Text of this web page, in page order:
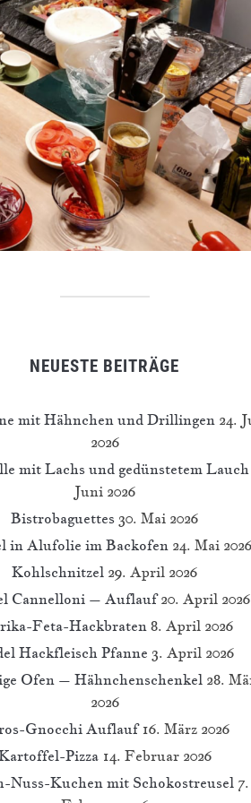
NEUESTE BEITRÄGE
mit Hähnchen und Drillingen 24.
2026
mit Lachs und gedünstetem Lauch
Juni 2026
Bistrobaguettes 30. Mai 2026
in Alufolie im Backofen 24. Mai 2026
Kohlschnitzel 29. April 2026
Cannelloni – Auflauf 20. April 2026
Feta-Hackbraten 8. April 2026
Hackfleisch Pfanne 3. April 2026
Ofen – Hähnchenschenkel 28.
2026
Gnocchi Auflauf 16. März 2026
Pizza 14. Februar 2026
Nuss-Kuchen mit Schokostreusel 7.